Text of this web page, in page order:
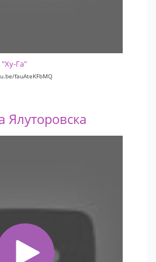
"Ху-Га"
fauAteKFbMQ
Ялуторовска